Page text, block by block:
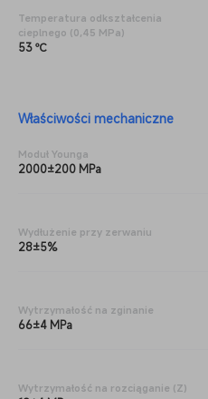
Temperatura odkształcenia
cieplnego (0,45 MPa)
53 ℃
Właściwości mechaniczne
Moduł Younga
2000±200 MPa
Wydłużenie przy zerwaniu
28±5%
Wytrzymałość na zginanie
66±4 MPa
Wytrzymałość na rozciąganie (Z)